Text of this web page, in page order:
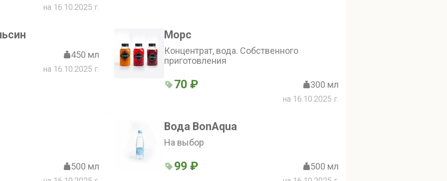
на 16.10.2025 г.
450 мл
на 16.10.2025 г.
Морс
Концентрат, вода. Собственного
приготовления
70 ₽ 300 мл
на 16.10.2025 г.
500 мл
Вода BonAqua
На выбор
99 ₽ 500 мл